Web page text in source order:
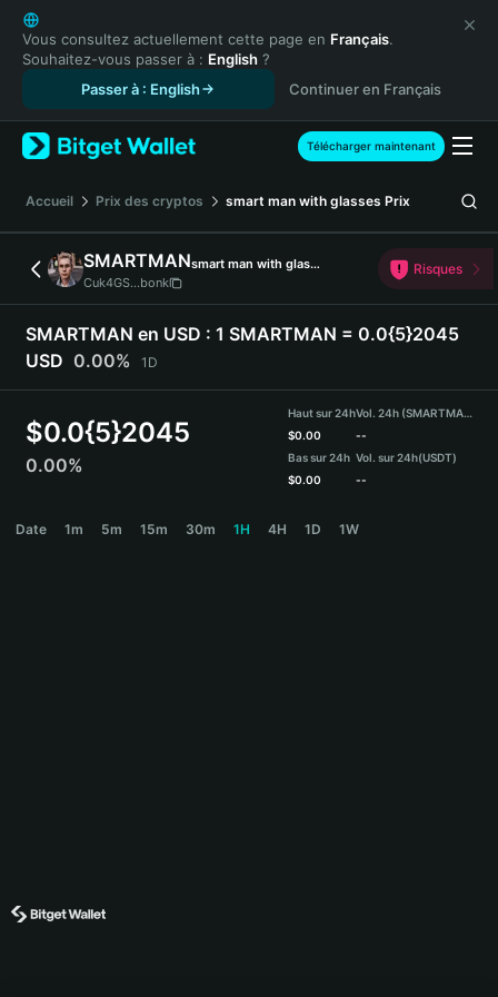
English
日本語
Tiếng Việt
Español (Latinoamérica)
Türkçe
Français
Deutsch
简体中文
繁體中文
Português (Portugal)
Bahasa Indonesia
ภาษาไทย
हिन्दी
Español
Português (Brasil)
Vous consultez actuellement cette page en Français.
Souhaitez-vous passer à : English ?
Passer à : English
Continuer en Français
Télécharger maintenant
Accueil Prix des cryptos smart man with glasses Prix
SMARTMAN
smart man with glasses
Cuk4GS...bonk
Risques
SMARTMAN en USD : 1 SMARTMAN = 0.0{5}2045
USD 0.00% 1D
$0.0{5}2045
0.00%
Haut sur 24h
$0.00
Bas sur 24h
$0.00
Vol. 24h (SMARTMAN)
--
Vol. sur 24h(USDT)
--
Date 1m 5m 15m 30m 1H 4H 1D 1W